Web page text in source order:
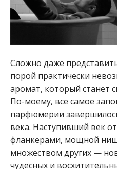
Сложно даже
порой практически
аромат, который станет
По-моему, все самое
парфюмерии
века. Наступивший век
фланкерами, мощной
множеством других —
чудесных и